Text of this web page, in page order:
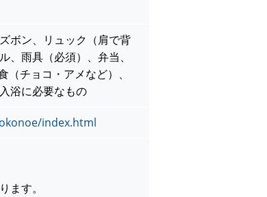
ボン、リュック（肩で背
、雨具（必須）、弁当、
チョコ・アメなど）、
浴に必要なもの
index.html
ます。